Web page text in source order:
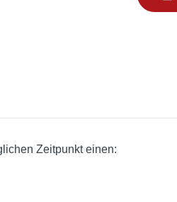
Zeitpunkt einen: